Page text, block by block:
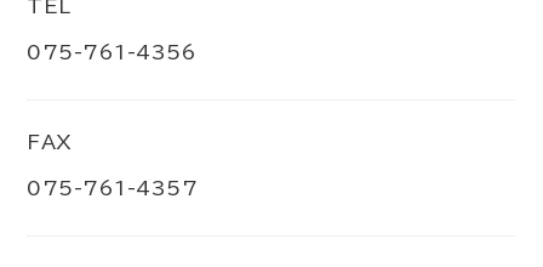
TEL
075-761-4356
FAX
075-761-4357